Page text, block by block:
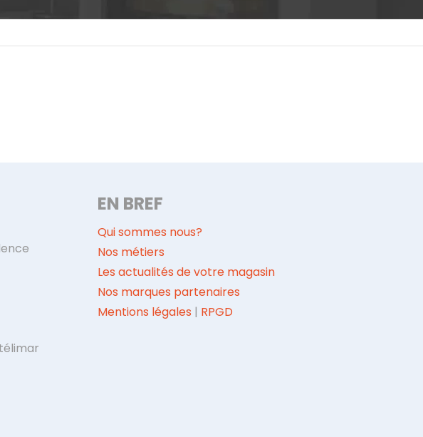
EN BREF
Qui sommes nous?
Nos métiers
Les actualités de votre magasin
Nos marques partenaires
Mentions légales | RPGD